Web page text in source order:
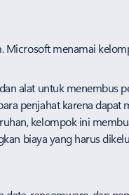
Microsoft menamai
alat untuk menembus
penjahat karena
kelompok ini
biaya yang harus